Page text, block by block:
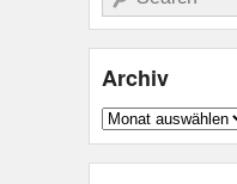
Archiv
Archiv